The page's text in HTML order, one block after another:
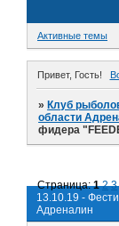
Активные темы
Привет, Гость!
»Клуб
области
фидера
13.10.19 -
Адреналин
Страница:1 2 3